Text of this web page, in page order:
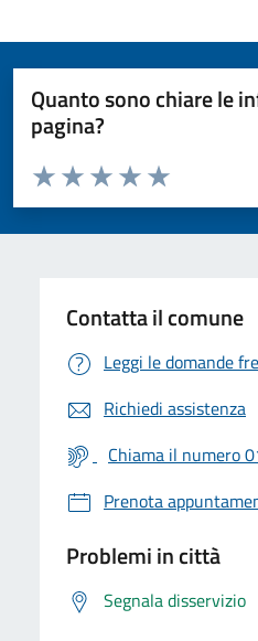
Quanto sono chiare le
pagina?
Valuta da 1 a 5 stelle la pagina
Valuta 5 stelle
Valuta 4 stelle su 5
Valuta 3 stelle su 5
Valuta 2 stelle su 5
Valuta 1 stelle su 5
Contatta il comune
Leggi le domande
Richiedi assistenza
Chiama il numero
Prenota
Problemi in città
Segnala disservizio